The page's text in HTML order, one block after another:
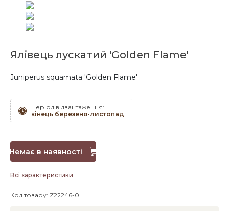
Ялівець лускатий 'Golden Flame'
Juniperus squamata 'Golden Flame'
Період відвантаження:
кінець березеня-листопад
Немає в наявності
Всі характеристики
Код товару: Z22246-0